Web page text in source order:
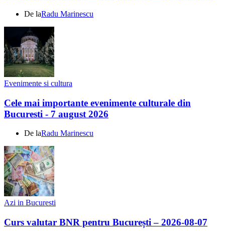
De laRadu Marinescu
Evenimente si cultura
Cele mai importante evenimente culturale din
Bucuresti - 7 august 2026
De laRadu Marinescu
Azi in Bucuresti
Curs valutar BNR pentru București – 2026-08-07